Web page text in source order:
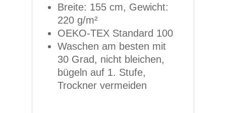
Breite: 155 cm, Gewicht:
220 g/m²
OEKO-TEX Standard 100
Waschen am besten mit
30 Grad, nicht bleichen,
bügeln auf 1. Stufe,
Trockner vermeiden